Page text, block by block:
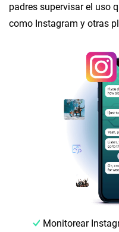
padres supervisar el uso
como Instagram y otras
Monitorear